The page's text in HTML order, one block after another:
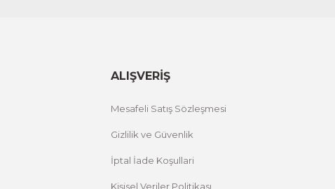
ALIŞVERİŞ
Mesafeli Satış Sözleşmesi
Gizlilik ve Güvenlik
İptal İade Koşullari
Kişisel Veriler Politikası